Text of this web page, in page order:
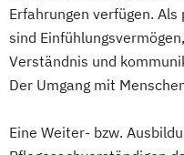
Erfahrungen verfügen.
sind
Verständnis und
Der Umgang mit
Eine Weiter- bzw.